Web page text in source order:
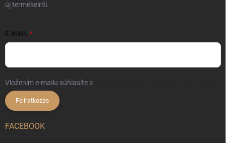
új termékeiről.
E-MAIL
Vložením e-mailu súhlasíte s
Feliratkozás
FACEBOOK